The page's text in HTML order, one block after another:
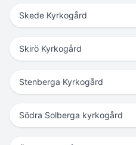
Skede Kyrkogård
Skirö Kyrkogård
Stenberga Kyrkogård
Södra Solberga kyrkogård